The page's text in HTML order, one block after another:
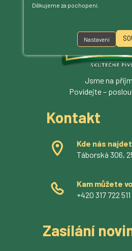
Děkujeme za pochopení.
Nastavení
Jsme na
Povídejte –
Kontakt
Kde nás
Táborská 306,
Kam můžete
+420 317 722 511
Zasílání